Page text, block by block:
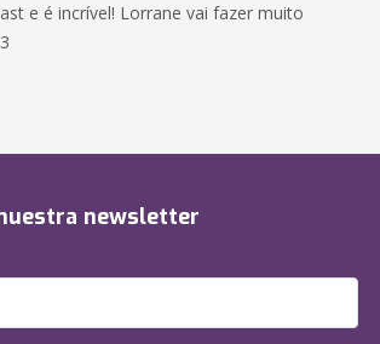
e é incrível! Lorrane vai fazer muito
newsletter